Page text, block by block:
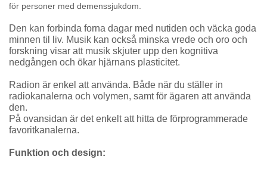
för personer med demenssjukdom.
Den kan forbinda forna dagar med nutiden och väcka goda
minnen til liv. Musik kan också minska vrede och oro och
forskning visar att musik skjuter upp den kognitiva
nedgången och ökar hjärnans plasticitet.
Radion är enkel att använda. Både när du ställer in
radiokanalerna och volymen, samt för ägaren att använda
den.
På ovansidan är det enkelt att hitta de förprogrammerade
favoritkanalerna.
Funktion och design: